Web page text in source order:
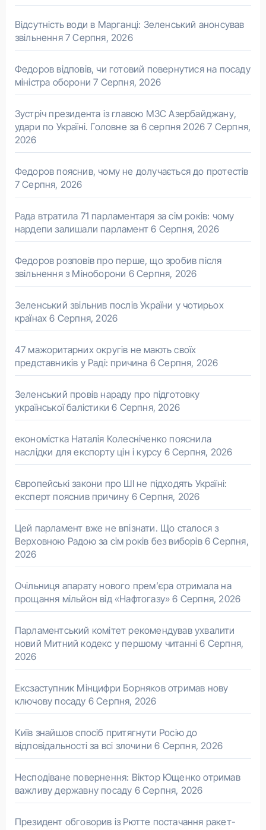
Відсутність води в Марганці: Зеленський анонсував
звільнення 7 Серпня, 2026
Федоров відповів, чи готовий повернутися на посаду
міністра оборони 7 Серпня, 2026
Зустріч президента із главою МЗС Азербайджану,
удари по Україні. Головне за 6 серпня 2026 7 Серпня,
2026
Федоров пояснив, чому не долучається до протестів
7 Серпня, 2026
Рада втратила 71 парламентаря за сім років: чому
нардепи залишали парламент 6 Серпня, 2026
Федоров розповів про перше, що зробив після
звільнення з Міноборони 6 Серпня, 2026
Зеленський звільнив послів України у чотирьох
країнах 6 Серпня, 2026
47 мажоритарних округів не мають своїх
представників у Раді: причина 6 Серпня, 2026
Зеленський провів нараду про підготовку
української балістики 6 Серпня, 2026
економістка Наталія Колесніченко пояснила
наслідки для експорту цін і курсу 6 Серпня, 2026
Європейські закони про ШІ не підходять Україні:
експерт пояснив причину 6 Серпня, 2026
Цей парламент вже не впізнати. Що сталося з
Верховною Радою за сім років без виборів 6 Серпня,
2026
Очільниця апарату нового прем’єра отримала на
прощання мільйон від «Нафтогазу» 6 Серпня, 2026
Парламентський комітет рекомендував ухвалити
новий Митний кодекс у першому читанні 6 Серпня,
2026
Ексзаступник Мінцифри Борняков отримав нову
ключову посаду 6 Серпня, 2026
Київ знайшов спосіб притягнути Росію до
відповідальності за всі злочини 6 Серпня, 2026
Несподіване повернення: Віктор Ющенко отримав
важливу державну посаду 6 Серпня, 2026
Президент обговорив із Рютте постачання ракет-